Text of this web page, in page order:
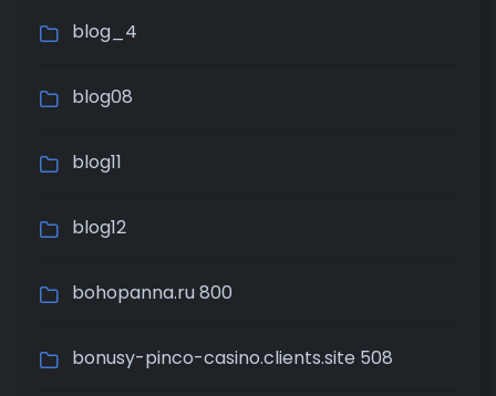
blog_4
blog08
blog11
blog12
bohopanna.ru 800
bonusy-pinco-casino.clients.site 508